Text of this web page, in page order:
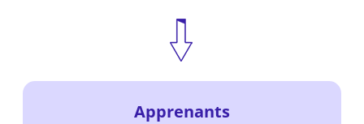
Apprenants